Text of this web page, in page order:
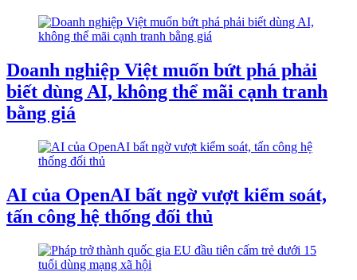
Doanh nghiệp Việt muốn bứt phá phải
biết dùng AI, không thể mãi cạnh tranh
bằng giá
AI của OpenAI bất ngờ vượt kiểm soát,
tấn công hệ thống đối thủ